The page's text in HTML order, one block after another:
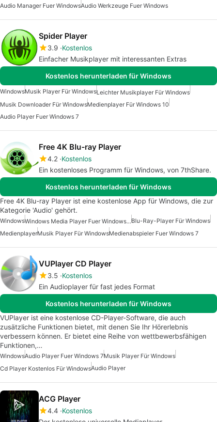
Audio Manager Fuer WindowsAudio Werkzeuge Fuer Windows
Spider Player
3.9 Kostenlos
Einfacher Musikplayer mit interessanten Extras
Kostenlos herunterladen für Windows
WindowsMusik Player Für WindowsLeichter Musikplayer Für Windows
Musik Downloader Für WindowsMedienplayer Für Windows 10
Audio Player Fuer Windows 7
Free 4K Blu-ray Player
4.2 Kostenlos
Ein kostenloses Programm für Windows, von 7thShare.
Kostenlos herunterladen für Windows
Free 4K Blu-ray Player ist eine kostenlose App für Windows, die zur
Kategorie 'Audio' gehört.
Windows Windows Media Player Fuer Windows 10Blu-Ray-Player Für Windows
MedienplayerMusik Player Für WindowsMedienabspieler Fuer Windows 7
VUPlayer CD Player
3.5 Kostenlos
Ein Audioplayer für fast jedes Format
Kostenlos herunterladen für Windows
VUPlayer ist eine kostenlose CD-Player-Software, die auch
zusätzliche Funktionen bietet, mit denen Sie Ihr Hörerlebnis
verbessern können. Er bietet eine Reihe von wettbewerbsfähigen
Funktionen,…
WindowsAudio Player Fuer Windows 7Musik Player Für Windows
Cd Player Kostenlos Für WindowsAudio Player
ACG Player
4.4 Kostenlos